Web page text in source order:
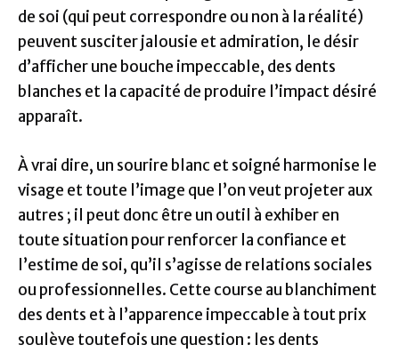
de soi (qui peut correspondre ou non à la réalité)
peuvent susciter jalousie et admiration, le désir
d’afficher une bouche impeccable, des dents
blanches et la capacité de produire l’impact désiré
apparaît.
À vrai dire, un sourire blanc et soigné harmonise le
visage et toute l’image que l’on veut projeter aux
autres ; il peut donc être un outil à exhiber en
toute situation pour renforcer la confiance et
l’estime de soi, qu’il s’agisse de relations sociales
ou professionnelles. Cette course au blanchiment
des dents et à l’apparence impeccable à tout prix
soulève toutefois une question : les dents